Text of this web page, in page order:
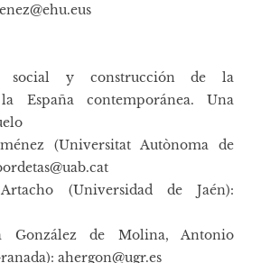
social y construcción de la
España contemporánea. Una
(Universitat Autònoma de
(Universidad de Jaén):
González de Molina, Antonio
ahergon@ugr.es